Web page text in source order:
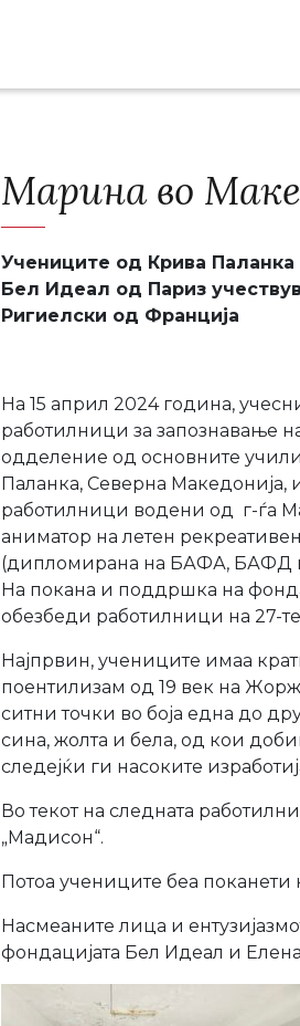
Марина во
Учениците од Крива
Бел Идеал од Париз
Ригиелски од Франција
На 15 април 2024 година,
работилници за запознавање
одделение од основните
Паланка, Северна Македонија,
работилници водени од г-ѓа
аниматор на летен
(дипломирана на БАФА, БАФД и
На покана и поддршка на
обезбеди работилници на 27-
Најпрвин, учениците имаа
поентилизам од 19 век на
ситни точки во боја една до
сина, жолта и бела, од кои
следејќи ги насоките
Во текот на следната
„Мадисон“.
Потоа учениците беа
Насмеаните лица и
фондацијата Бел Идеал и